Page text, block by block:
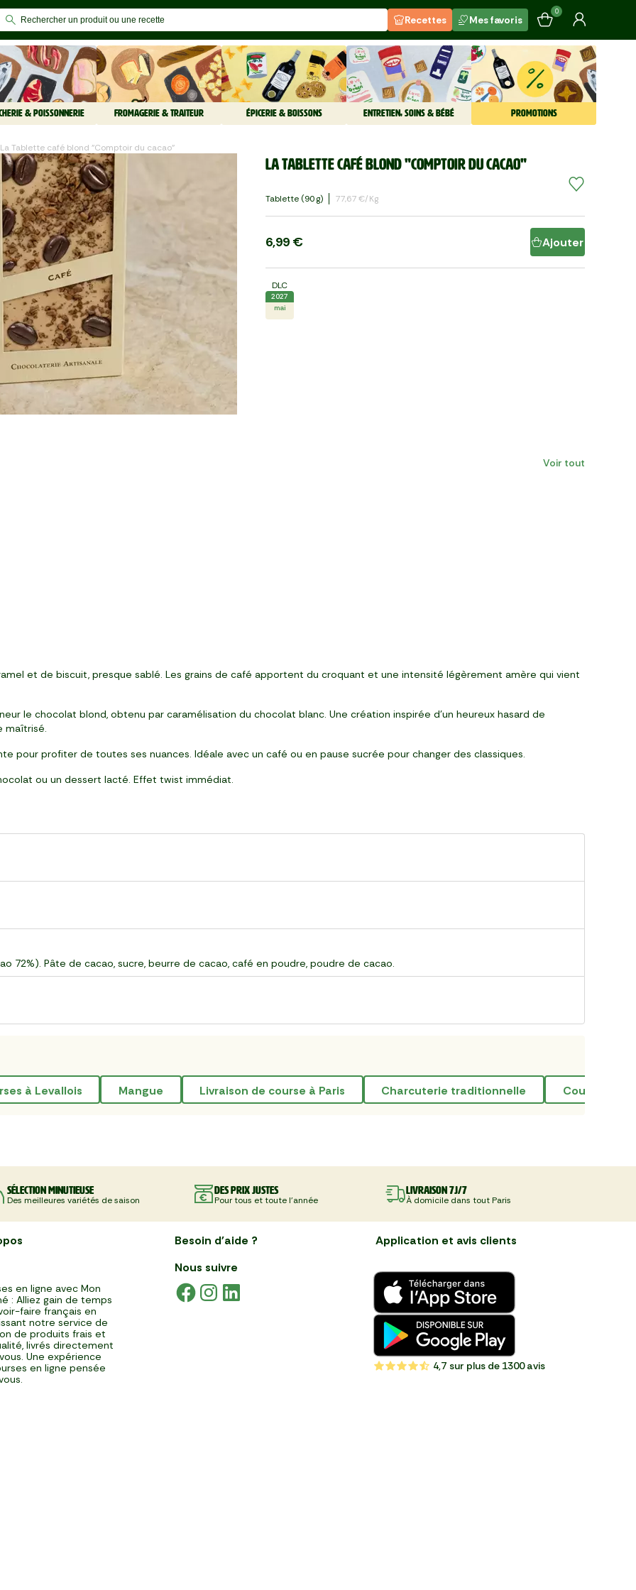
Recettes Mes favoris
0
& POISSONNERIE FROMAGERIE & TRAITEUR ÉPICERIE & BOISSONS ENTRETIEN, SOINS & BÉBÉ PROMOTIONS
La Tablette café blond "Comptoir du cacao"
La Tablette café blond "Comptoir du cacao"
Tablette (90 G) 77,67 €/kg
6,99 € Ajouter
DLC
2027
mai
Voir tout
et de biscuit, presque sablé. Les grains de café apportent du croquant et une intensité légèrement amère qui vient
le chocolat blond, obtenu par caramélisation du chocolat blanc. Une création inspirée d’un heureux hasard de
maîtrisé.
pour profiter de toutes ses nuances. Idéale avec un café ou en pause sucrée pour changer des classiques.
ou un dessert lacté. Effet twist immédiat.
72%). Pâte de cacao, sucre, beurre de cacao, café en poudre, poudre de cacao.
à Levallois mangue livraison de course à Paris charcuterie traditionnelle course
Sélection minutieuse
Des meilleures variétés de saison
Des prix justes
Pour tous et toute l'année
Livraison 7J/7
À domicile dans tout Paris
en ligne avec Mon
: Alliez gain de temps
faire français en
notre service de
de produits frais et
livrés directement
Une expérience
en ligne pensée
Besoin d'aide ?
Nous suivre
Application et avis clients
4,7 sur plus de 1300 avis